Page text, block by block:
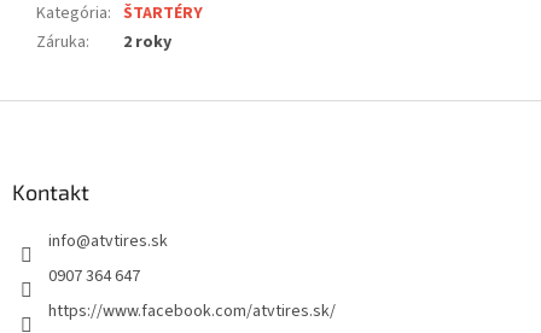
Kategória: ŠTARTÉRY
Záruka: 2 roky
Kontakt
info@atvtires.sk
0907 364 647
https://www.facebook.com/atvtires.sk/